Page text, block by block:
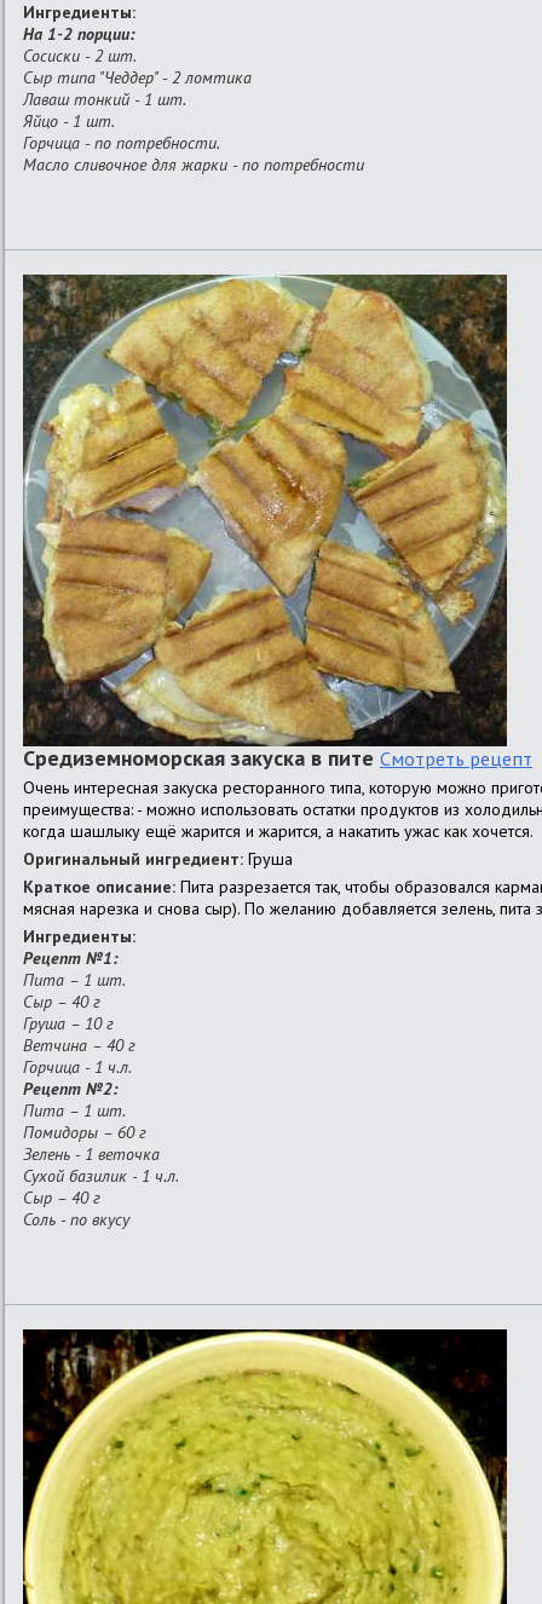
Ингредиенты:
На 1-2 порции:
Сосиски - 2 шт.
Сыр типа "Чеддер" - 2 ломтика
Лаваш тонкий - 1 шт.
Яйцо - 1 шт.
Горчица - по потребности.
Масло сливочное для жарки - по потребности
Средиземноморская закуска в пите Смотреть рецепт
Очень интересная закуска ресторанного типа, которую можно
преимущества: - можно использовать остатки продуктов из
когда шашлыку ещё жарится и жарится, а накатить ужас как хочется.
Оригинальный ингредиент: Груша
Краткое описание: Пита разрезается так, чтобы образовался
мясная нарезка и снова сыр). По желанию добавляется зелень,
Ингредиенты:
Рецепт №1:
Пита – 1 шт.
Сыр – 40 г
Груша – 10 г
Ветчина – 40 г
Горчица - 1 ч.л.
Рецепт №2:
Пита – 1 шт.
Помидоры – 60 г
Зелень - 1 веточка
Сухой базилик - 1 ч.л.
Сыр – 40 г
Соль - по вкусу